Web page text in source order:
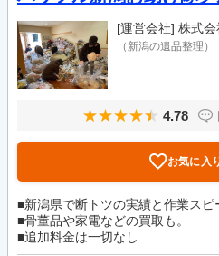
[運営会社] 株式会
（新潟の遺品整理）
4.78
お気に入
■新潟県で断トツの実績と作業スピ
■骨董品や家電などの買取も。
■追加料金は一切なし...